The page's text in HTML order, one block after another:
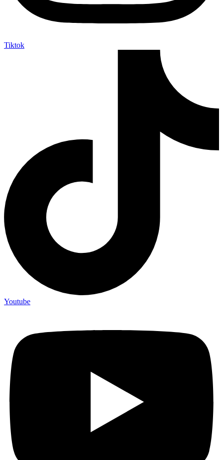
Tiktok
Youtube